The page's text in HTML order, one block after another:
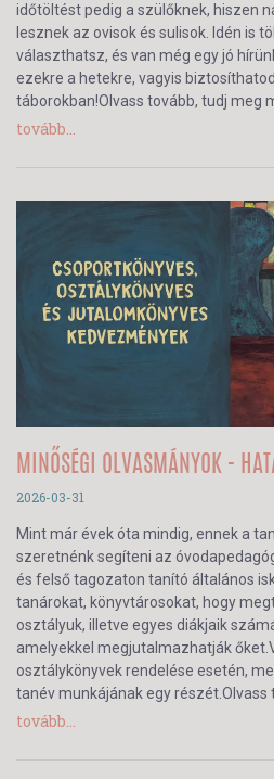
időtöltést pedig a szülőknek, hiszen
lesznek az ovisok és sulisok. Idén is
választhatsz, és van még egy jó
ezekre a hetekre, vagyis
táborokban!Olvass tovább, tudj meg
tovább...
MINŐSÉGI OLVASMÁNYOK -
2026-03-31
Mint már évek óta mindig, ennek a
szeretnénk segíteni az
és felső tagozaton tanító általános
tanárokat, könyvtárosokat, hogy
osztályuk, illetve egyes diákjaik
amelyekkel megjutalmazhatják
osztálykönyvek rendelése esetén,
tanév munkájának egy részét.Olvass
tovább...